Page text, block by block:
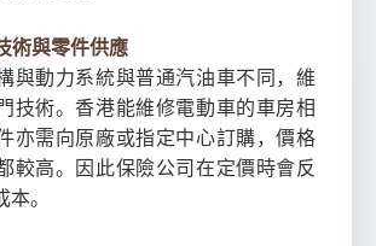
術與零件供應
與動力系統與普通汽油車不同，維
技術。香港能維修電動車的車房相
亦需向原廠或指定中心訂購，價格
較高。因此保險公司在定價時會反
。